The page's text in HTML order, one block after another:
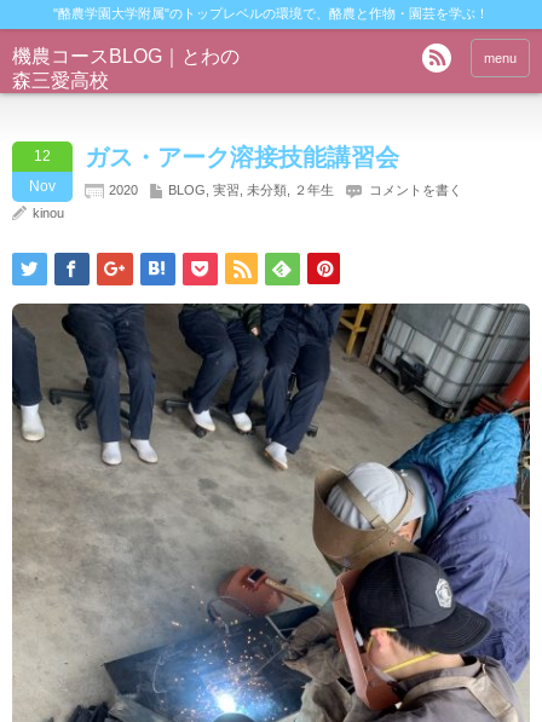
"酪農学園大学附属"のトップレベルの環境で、酪農と作物・園芸を学ぶ！
機農コースBLOG｜とわの
森三愛高校
menu
12
Nov
ガス・アーク溶接技能講習会
2020 BLOG 実習 未分類 ２年生
コメントを書く
kinou